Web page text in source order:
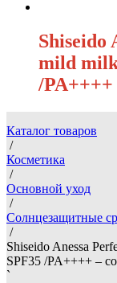
Shiseido
mild milk
/
Каталог товаров
/
Косметика
/
Основной уход
/
Солнцезащитные
/
Shiseido Anessa
SPF35 /PA++++ –
`